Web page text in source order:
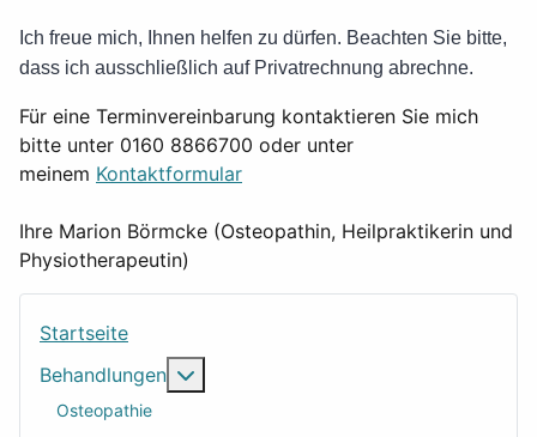
Ich freue mich, Ihnen helfen zu dürfen. Beachten Sie bitte,
dass ich ausschließlich auf Privatrechnung abrechne.
Für eine Terminvereinbarung kontaktieren Sie mich
bitte unter 0160 8866700 oder unter
meinem Kontaktformular
Ihre Marion Börmcke (Osteopathin, Heilpraktikerin und
Physiotherapeutin)
Startseite
Behandlungen
Osteopathie